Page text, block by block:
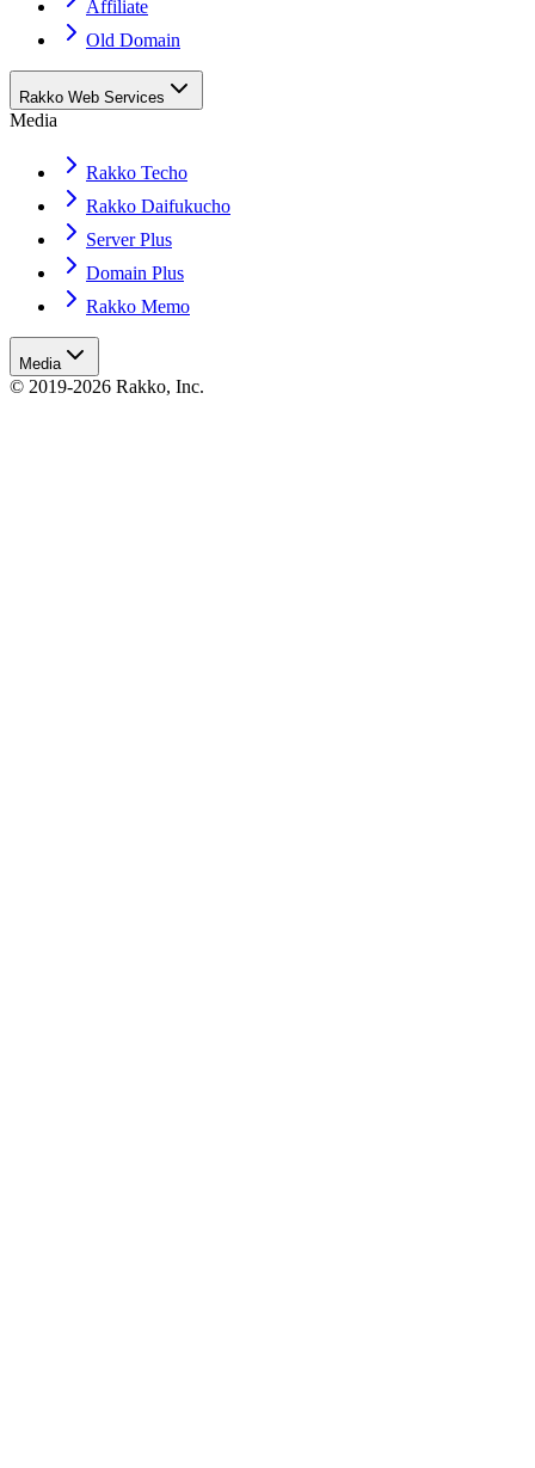
Affiliate
Old Domain
Rakko Web Services
Media
Rakko Techo
Rakko Daifukucho
Server Plus
Domain Plus
Rakko Memo
Media
© 2019-2026 Rakko, Inc.